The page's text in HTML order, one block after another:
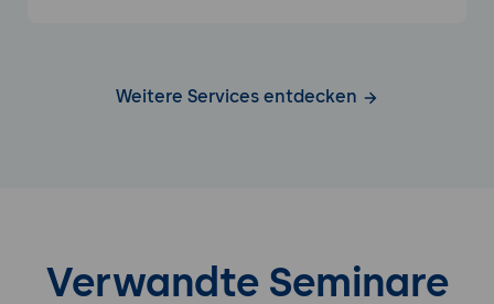
Weitere Services entdecken
Verwandte Seminare